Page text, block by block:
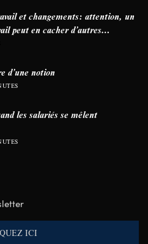
et changements: attention, un
peut en cacher d’autres…
d’une notion
les salariés se mêlent
ICI